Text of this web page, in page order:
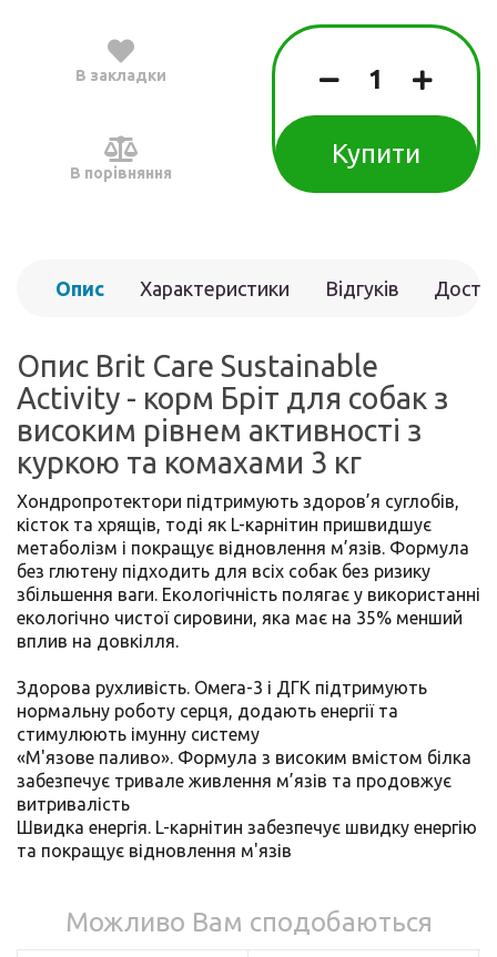
В закладки
В порівняння
Купити
Опис Характеристики Відгуків
Опис Brit Care Sustainable
Activity - корм Бріт для собак з
високим рівнем активності з
куркою та комахами 3 кг
Хондропротектори підтримують здоров’я суглобів,
кісток та хрящів, тоді як L-карнітин пришвидшує
метаболізм і покращує відновлення м’язів. Формула
без глютену підходить для всіх собак без ризику
збільшення ваги. Екологічність полягає у використанні
екологічно чистої сировини, яка має на 35% менший
вплив на довкілля.
Здорова рухливість. Омега-3 і ДГК підтримують
нормальну роботу серця, додають енергії та
стимулюють імунну систему
«М'язове паливо». Формула з високим вмістом білка
забезпечує тривале живлення м’язів та продовжує
витривалість
Швидка енергія. L-карнітин забезпечує швидку енергію
та покращує відновлення м'язів
Можливо Вам сподобаються